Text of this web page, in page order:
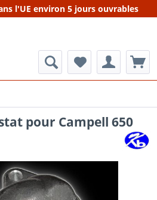
l'UE environ 5 jours ouvrables
pour Campell 650